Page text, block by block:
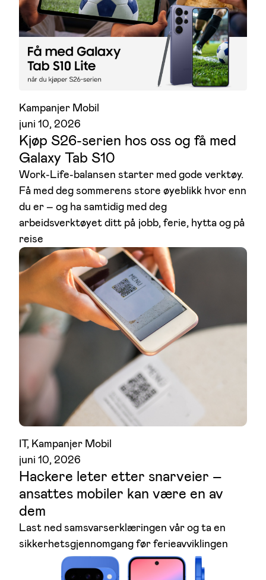
Kampanjer Mobil
juni 10, 2026
Kjøp S26-serien hos oss og få med
Galaxy Tab S10
Work-Life-balansen starter med gode verktøy.
Få med deg sommerens store øyeblikk hvor enn
du er – og ha samtidig med deg
arbeidsverktøyet ditt på jobb, ferie, hytta og på
reise
IT, Kampanjer Mobil
juni 10, 2026
Hackere leter etter snarveier –
ansattes mobiler kan være en av
dem
Last ned samsvarserklæringen vår og ta en
sikkerhetsgjennomgang før ferieavviklingen